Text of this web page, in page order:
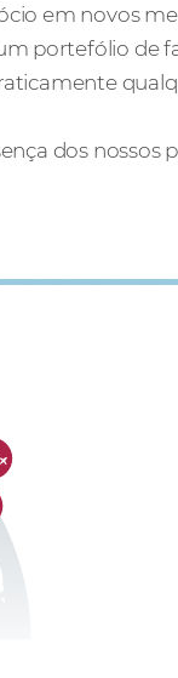
em novos
portefólio de
dos nossos